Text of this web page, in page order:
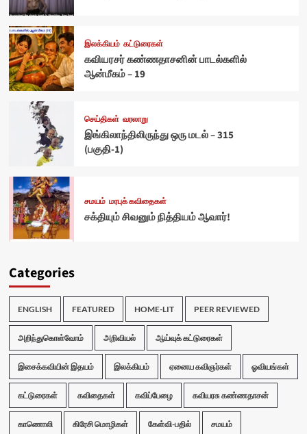
இலக்கியம் கட்டுரைகள்
கவியரசர் கண்ணதாசனின் பாடல்களில்
ஆன்மீகம் – 19
செய்திகள் வரலாறு
இங்கிலாந்திலிருந்து ஒரு மடல் – 315
(பகுதி-1)
சமயம் மரபுக் கவிதைகள்
சக்தியும் சிவனும் நித்தியம் ஆவார்!
Categories
ENGLISH FEATURED HOME-LIT PEER REVIEWED
அறிந்துகொள்வோம் அறிவியல் ஆய்வுக் கட்டுரைகள்
இசைக்கவியின் இதயம் இலக்கியம் ஏனைய கவிஞர்கள் ஓவியங்கள்
கட்டுரைகள் கவிதைகள் கவிப்பேழை கவியரசு கண்ணதாசன்
காணொலி கிரேசி மொழிகள் கேள்வி-பதில் சமயம்